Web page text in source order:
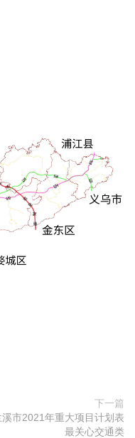
下一篇
溪市2021年重大项目计划表
最关心交通类